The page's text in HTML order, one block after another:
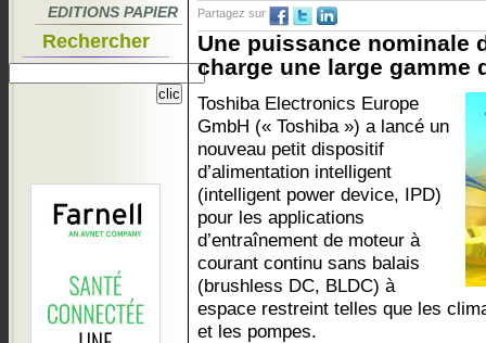
EDITIONS PAPIER
Rechercher
Partagez sur
Une puissance nominale
charge une large gamme
Toshiba Electronics Europe
GmbH (« Toshiba ») a lancé un
nouveau petit dispositif
d’alimentation intelligent
(intelligent power device, IPD)
pour les applications
d’entraînement de moteur à
courant continu sans balais
(brushless DC, BLDC) à
espace restreint telles que les
et les pompes.